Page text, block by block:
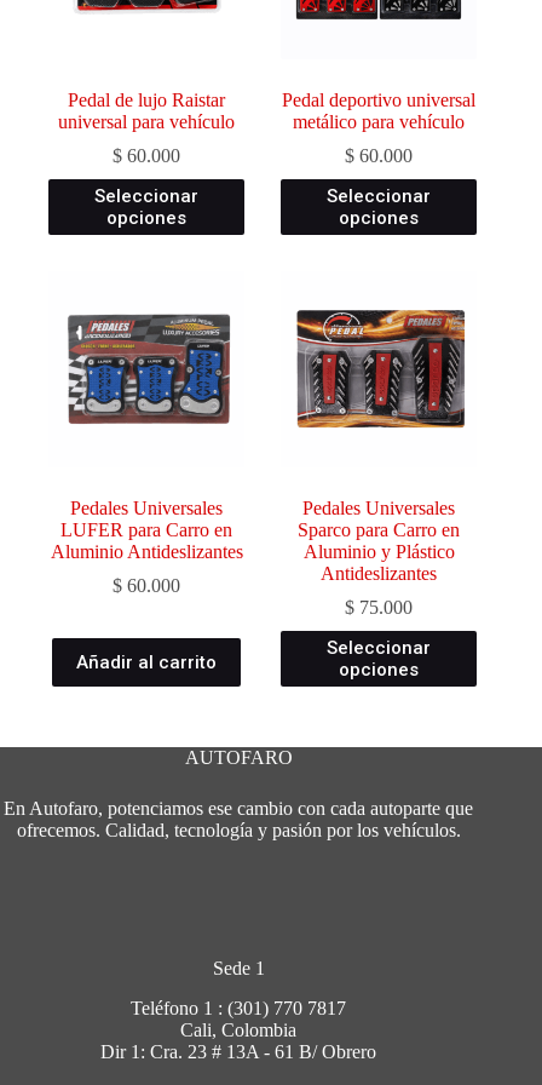
Pedal de lujo Raistar
universal para vehículo
$ 60.000
Seleccionar
opciones
Este
producto
tiene
opciones
se
pueden
elegir
en
la
Pedal deportivo universal
metálico para vehículo
$ 60.000
Seleccionar
opciones
Este
producto
tiene
opciones
se
pueden
elegir
en
la
Pedales Universales
LUFER para Carro en
Aluminio Antideslizantes
$ 60.000
Añadir al carrito
Pedales Universales
Sparco para Carro en
Aluminio y Plástico
Antideslizantes
$ 75.000
Seleccionar
opciones
Este
producto
tiene
Las
pueden
elegir
AUTOFARO
En Autofaro, potenciamos ese cambio con cada autoparte que
ofrecemos. Calidad, tecnología y pasión por los vehículos.
Sede 1
Teléfono 1 : (301) 770 7817
Cali, Colombia
Dir 1: Cra. 23 # 13A - 61 B/ Obrero